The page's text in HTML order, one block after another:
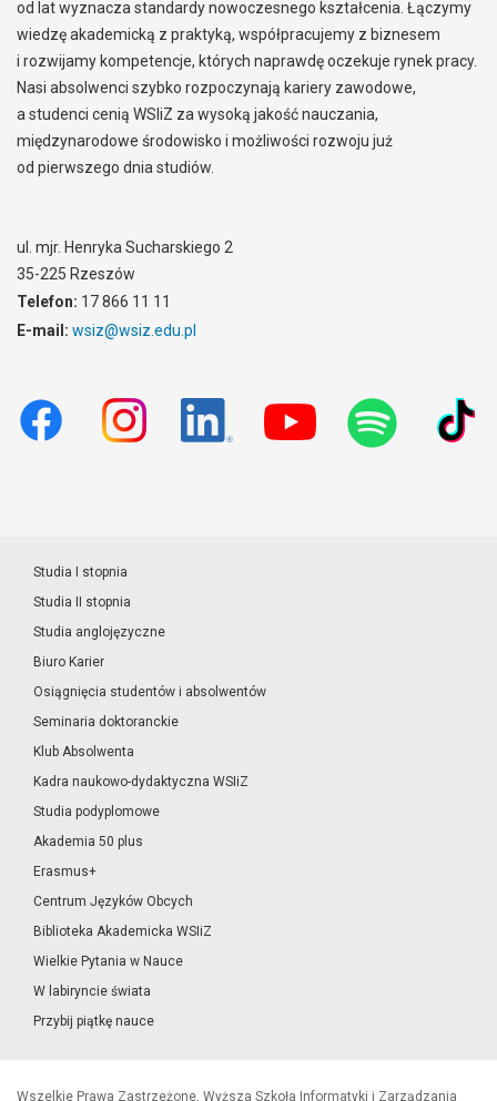
od lat wyznacza standardy nowoczesnego kształcenia. Łączymy
wiedzę akademicką z praktyką, współpracujemy z biznesem
i rozwijamy kompetencje, których naprawdę oczekuje rynek pracy.
Nasi absolwenci szybko rozpoczynają kariery zawodowe,
a studenci cenią WSIiZ za wysoką jakość nauczania,
międzynarodowe środowisko i możliwości rozwoju już
od pierwszego dnia studiów.
ul. mjr. Henryka Sucharskiego 2
35-225 Rzeszów
Telefon: 17 866 11 11
E-mail: wsiz@wsiz.edu.pl
Studia I stopnia
Studia II stopnia
Studia anglojęzyczne
Biuro Karier
Osiągnięcia studentów i absolwentów
Seminaria doktoranckie
Klub Absolwenta
Kadra naukowo-dydaktyczna WSIiZ
Studia podyplomowe
Akademia 50 plus
Erasmus+
Centrum Języków Obcych
Biblioteka Akademicka WSIiZ
Wielkie Pytania w Nauce
W labiryncie świata
Przybij piątkę nauce
Wszelkie Prawa Zastrzeżone, Wyższa Szkoła Informatyki i Zarządzania